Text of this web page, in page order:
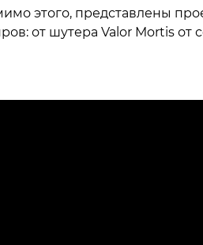
этого, представлены
от шутера Valor Mortis от